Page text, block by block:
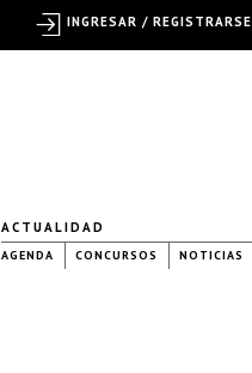
ACTUALIDAD
AGENDA CONCURSOS NOTICIAS
INGRESAR / REGISTRARSE